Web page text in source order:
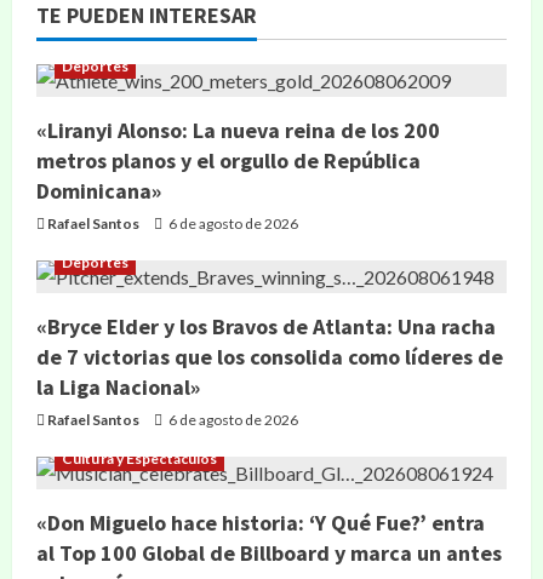
TE PUEDEN INTERESAR
Deportes
«Liranyi Alonso: La nueva reina de los 200
metros planos y el orgullo de República
Dominicana»
Rafael Santos 6 de agosto de 2026
Deportes
«Bryce Elder y los Bravos de Atlanta: Una racha
de 7 victorias que los consolida como líderes de
la Liga Nacional»
Rafael Santos 6 de agosto de 2026
Cultura y Espectáculos
«Don Miguelo hace historia: ‘Y Qué Fue?’ entra
al Top 100 Global de Billboard y marca un antes